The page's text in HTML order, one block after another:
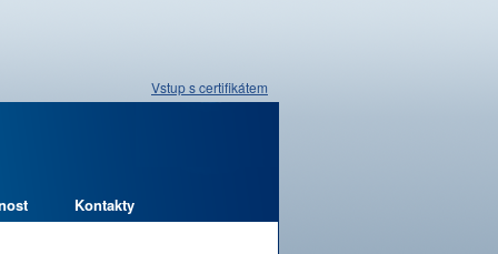
Vstup s certifikátem
Kontakty